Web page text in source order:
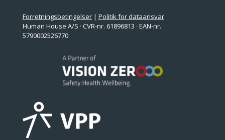
Forretningsbetingelser| Politik for dataansvar
Human House A/S · CVR-nr. 61896813 · EAN-nr.
5790002526770